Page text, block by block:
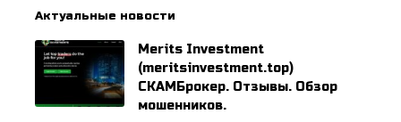
Актуальные новости
Merits Investment
(meritsinvestment.top)
СКАМБрокер. Отзывы. Обзор
мошенников.